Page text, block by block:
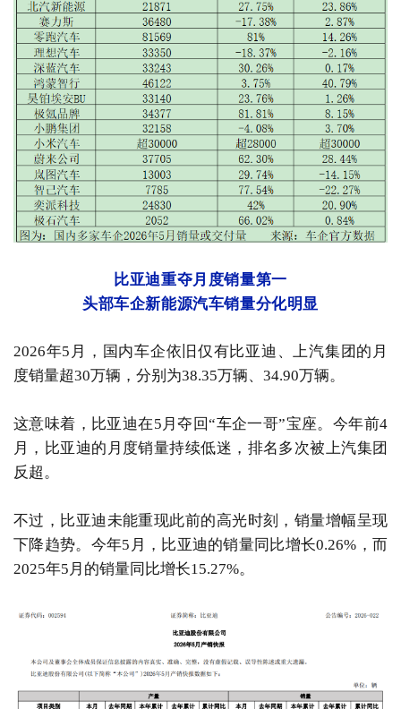
比亚迪重夺月度销量第一
头部车企新能源汽车销量分化明显
2026年5月，国内车企依旧仅有比亚迪、上汽集团的月
度销量超30万辆，分别为38.35万辆、34.90万辆。
这意味着，比亚迪在5月夺回“车企一哥”宝座。今年前4
月，比亚迪的月度销量持续低迷，排名多次被上汽集团
反超。
不过，比亚迪未能重现此前的高光时刻，销量增幅呈现
下降趋势。今年5月，比亚迪的销量同比增长0.26%，而
2025年5月的销量同比增长15.27%。